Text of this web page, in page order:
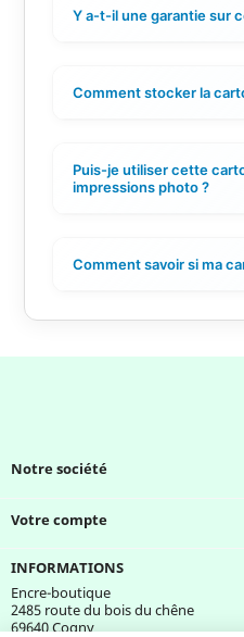
Y a-t-il une garantie sur
Comment stocker la
Puis-je utiliser cette
impressions photo ?
Comment savoir si ma
Notre société
Votre compte
INFORMATIONS
Encre-boutique
2485 route du bois du chêne
69640 Cogny